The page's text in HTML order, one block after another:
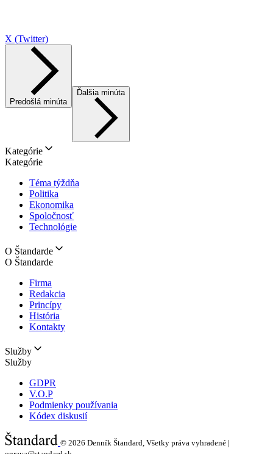
X (Twitter)
Predošlá minúta
Ďalšia minúta
Kategórie
Kategórie
Téma týždňa
Politika
Ekonomika
Spoločnosť
Technológie
O Štandarde
O Štandarde
Firma
Redakcia
Princípy
História
Kontakty
Služby
Služby
GDPR
V.O.P
Podmienky používania
Kódex diskusií
© 2026 Denník Štandard, Všetky práva vyhradené |